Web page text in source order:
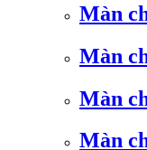
Màn
Màn
Màn
Màn